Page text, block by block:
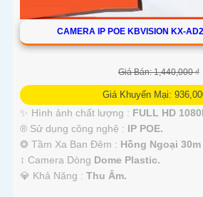
CAMERA IP POE KBVISION KX-
Giá Bán: 1,440,000 ₫
Giá Khuyến Mại:
✨ Hình ảnh chất lượng : FULL HD
®️ Sử dụng công nghệ : IP POE.
❂ Tầm Xa Ban Đêm : Hồng Ngoại
↕️ Camera Dòng Dome Plastic.
️💎 Khả Năng : Thu Âm.